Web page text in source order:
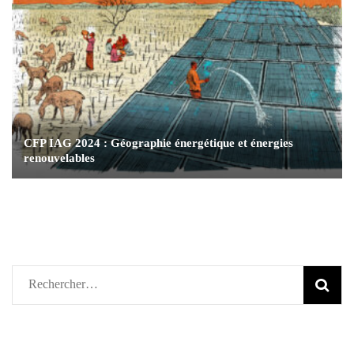
CFP IAG 2024 : Géographie énergétique et énergies
renouvelables
Rechercher :